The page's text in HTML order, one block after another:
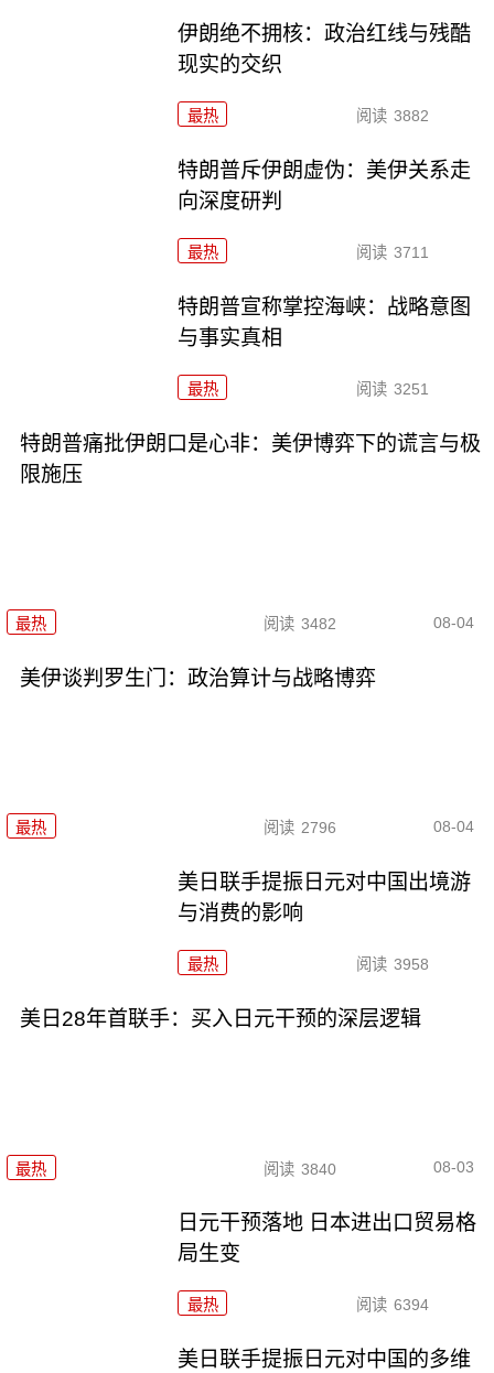
伊朗绝不拥核：政治红线与残酷
现实的交织
最热 阅读 3882
特朗普斥伊朗虚伪：美伊关系走
向深度研判
最热 阅读 3711
特朗普宣称掌控海峡：战略意图
与事实真相
最热 阅读 3251
特朗普痛批伊朗口是心非：美伊博弈下的谎言与极
限施压
最热 阅读 3482 08-04
美伊谈判罗生门：政治算计与战略博弈
最热 阅读 2796 08-04
美日联手提振日元对中国出境游
与消费的影响
最热 阅读 3958
美日28年首联手：买入日元干预的深层逻辑
最热 阅读 3840 08-03
日元干预落地 日本进出口贸易格
局生变
最热 阅读 6394
美日联手提振日元对中国的多维